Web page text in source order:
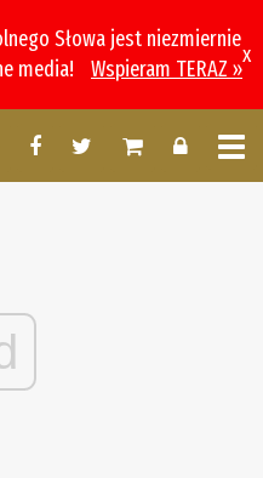
Słowa jest niezmiernie
media!
Wspieram TERAZ »
x